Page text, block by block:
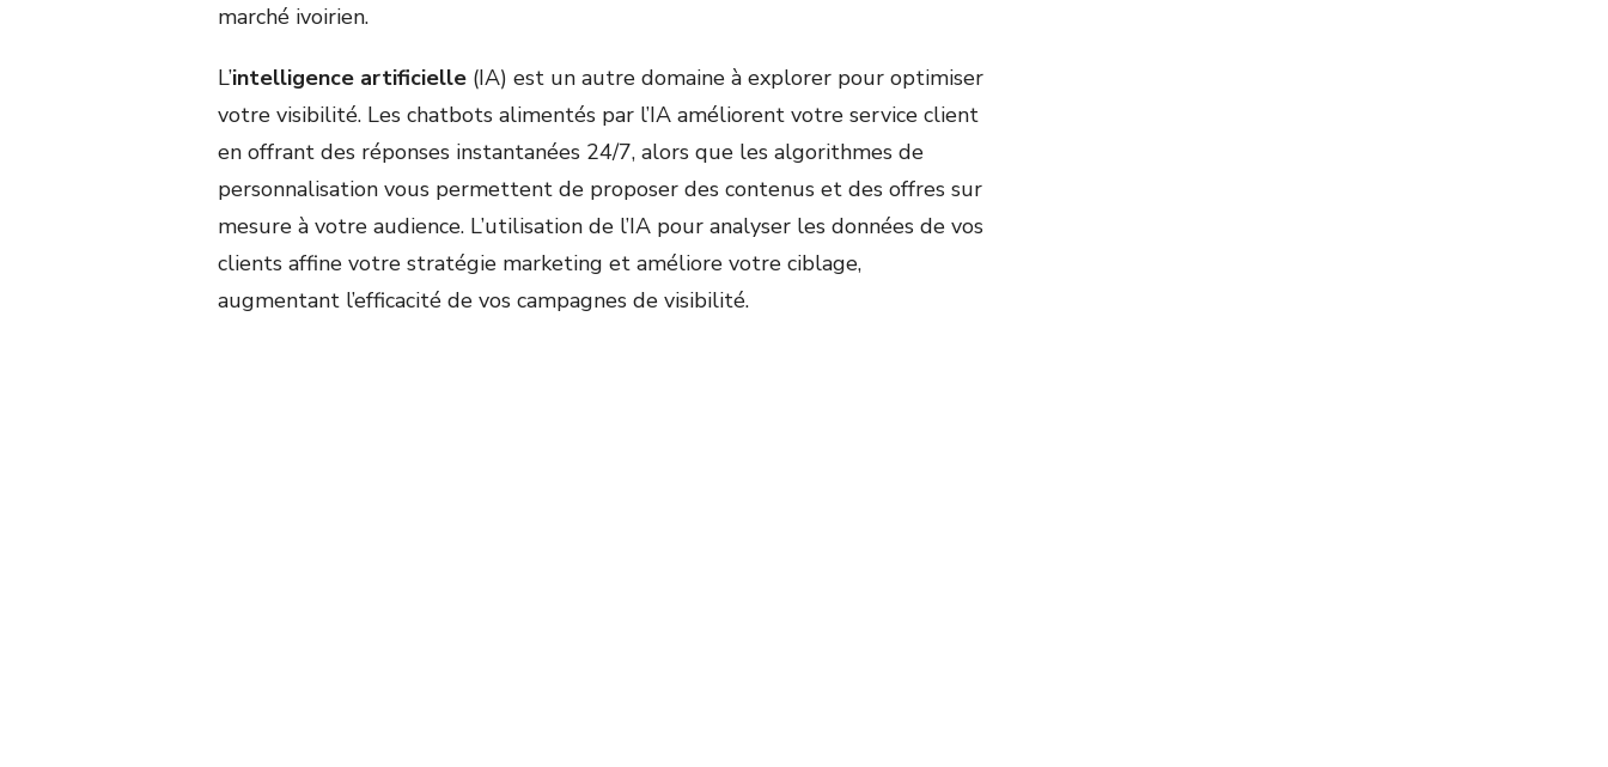
marché ivoirien.
L’intelligence artificielle (IA) est un autre domaine à explorer pour optimiser
votre visibilité. Les chatbots alimentés par l’IA améliorent votre service client
en offrant des réponses instantanées 24/7, alors que les algorithmes de
personnalisation vous permettent de proposer des contenus et des offres sur
mesure à votre audience. L’utilisation de l’IA pour analyser les données de vos
clients affine votre stratégie marketing et améliore votre ciblage,
augmentant l’efficacité de vos campagnes de visibilité.